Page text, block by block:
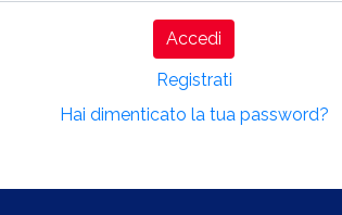
Accedi
Registrati
Hai dimenticato la tua password?